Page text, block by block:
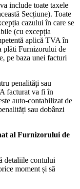
include toate taxele
Secțiune). Toate
cazului în care se
(cu excepția
aplică TVA în
plăti Furnizorului de
pe baza unei facturi
penalități sau
facturat va fi în
auto-contabilizat de
sau dobânzi
al Furnizorului de
detaliile contului
moment și să